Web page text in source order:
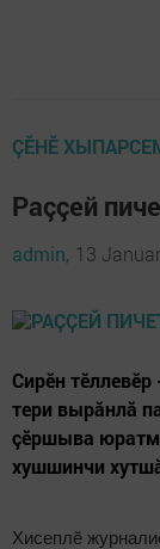
ÇӖНӖ
Раççей
admin, 13
Сирӗн
тери вырăнлă
çӗршыва
хушшинчи
Хисеплӗ